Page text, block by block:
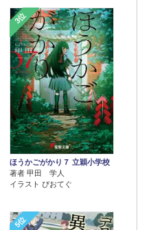
3位
ほうかごがかり７ 立穎小学校
著者 甲田 学人
イラスト ぴおてぐ
5位